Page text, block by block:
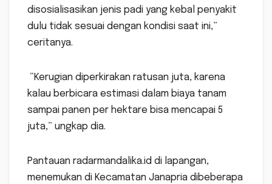
disosialisasikan jenis padi yang kebal penyakit
dulu tidak sesuai dengan kondisi saat ini,”
ceritanya.
“Kerugian diperkirakan ratusan juta, karena
kalau berbicara estimasi dalam biaya tanam
sampai panen per hektare bisa mencapai 5
juta,” ungkap dia.
Pantauan radarmandalika.id di lapangan,
menemukan di Kecamatan Janapria dibeberapa